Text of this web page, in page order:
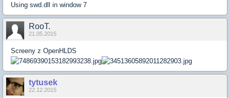
Using swd.dll in window 7
RooT.
21.05.2015
Screeny z OpenHLDS
tytusek
22.12.2015